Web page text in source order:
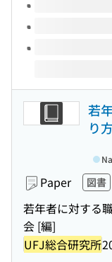
若
り
Paper 図書
若年者に対する
会 [編]
UFJ総合研究所